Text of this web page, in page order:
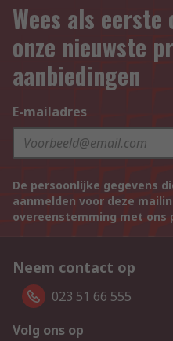
Wees als
onze nieuwste
aanbiedingen
E-mailadres
De persoonlijke gegevens
aanmelden voor deze
overeenstemming met ons
Neem contact op
023 51 66 555
Volg ons op